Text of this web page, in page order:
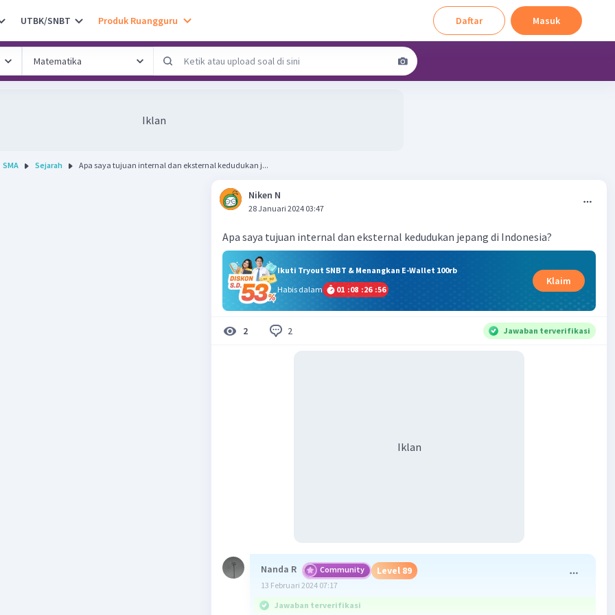
UTBK/SNBT Produk Ruangguru Daftar Masuk
Iklan
SMA Sejarah Apa saya tujuan internal dan eksternal kedudukan j...
Niken N
28 Januari 2024 03:47
Apa saya tujuan internal dan eksternal kedudukan jepang di Indonesia?
Ikuti Tryout SNBT & Menangkan E-Wallet 100rb
Habis dalam
01 :08 :26 :55
Klaim
2 2 Jawaban terverifikasi
Iklan
Nanda R Community Level 89
13 Februari 2024 07:17
Jawaban terverifikasi